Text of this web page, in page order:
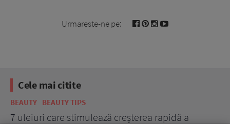
Urmareste-ne pe:
Cele mai citite
BEAUTY BEAUTY TIPS
7 uleiuri care stimulează creșterea rapidă a